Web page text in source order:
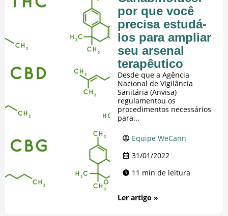
por que você
precisa estudá-
los para ampliar
seu arsenal
terapêutico
Desde que a Agência
Nacional de Vigilância
Sanitária (Anvisa)
regulamentou os
procedimentos necessários
para...
Equipe WeCann
31/01/2022
11 min de leitura
Ler artigo »